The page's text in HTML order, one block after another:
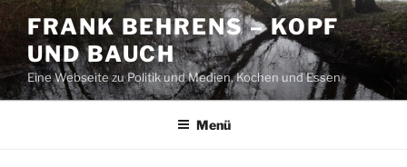
Zum
Inhalt
springen
FRANK BEHRENS – KOPF
UND BAUCH
Eine Webseite zu Politik und Medien, Kochen und Essen
Menü